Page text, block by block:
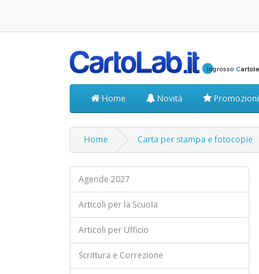
Home Novità Promozioni
Home Carta per stampa e fotocopie
Agende 2027
Articoli per la Scuola
Articoli per Ufficio
Scrittura e Correzione